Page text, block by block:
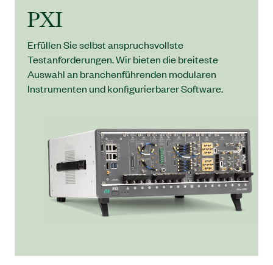
PXI
Erfüllen Sie selbst anspruchsvollste
Testanforderungen. Wir bieten die breiteste
Auswahl an branchenführenden modularen
Instrumenten und konfigurierbarer Software.